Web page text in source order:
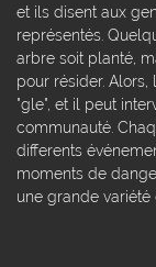
et ils disent aux
représentés.
arbre soit planté,
pour résider.
"gle", et il peut
communauté.
differents
moments de
une grande variété